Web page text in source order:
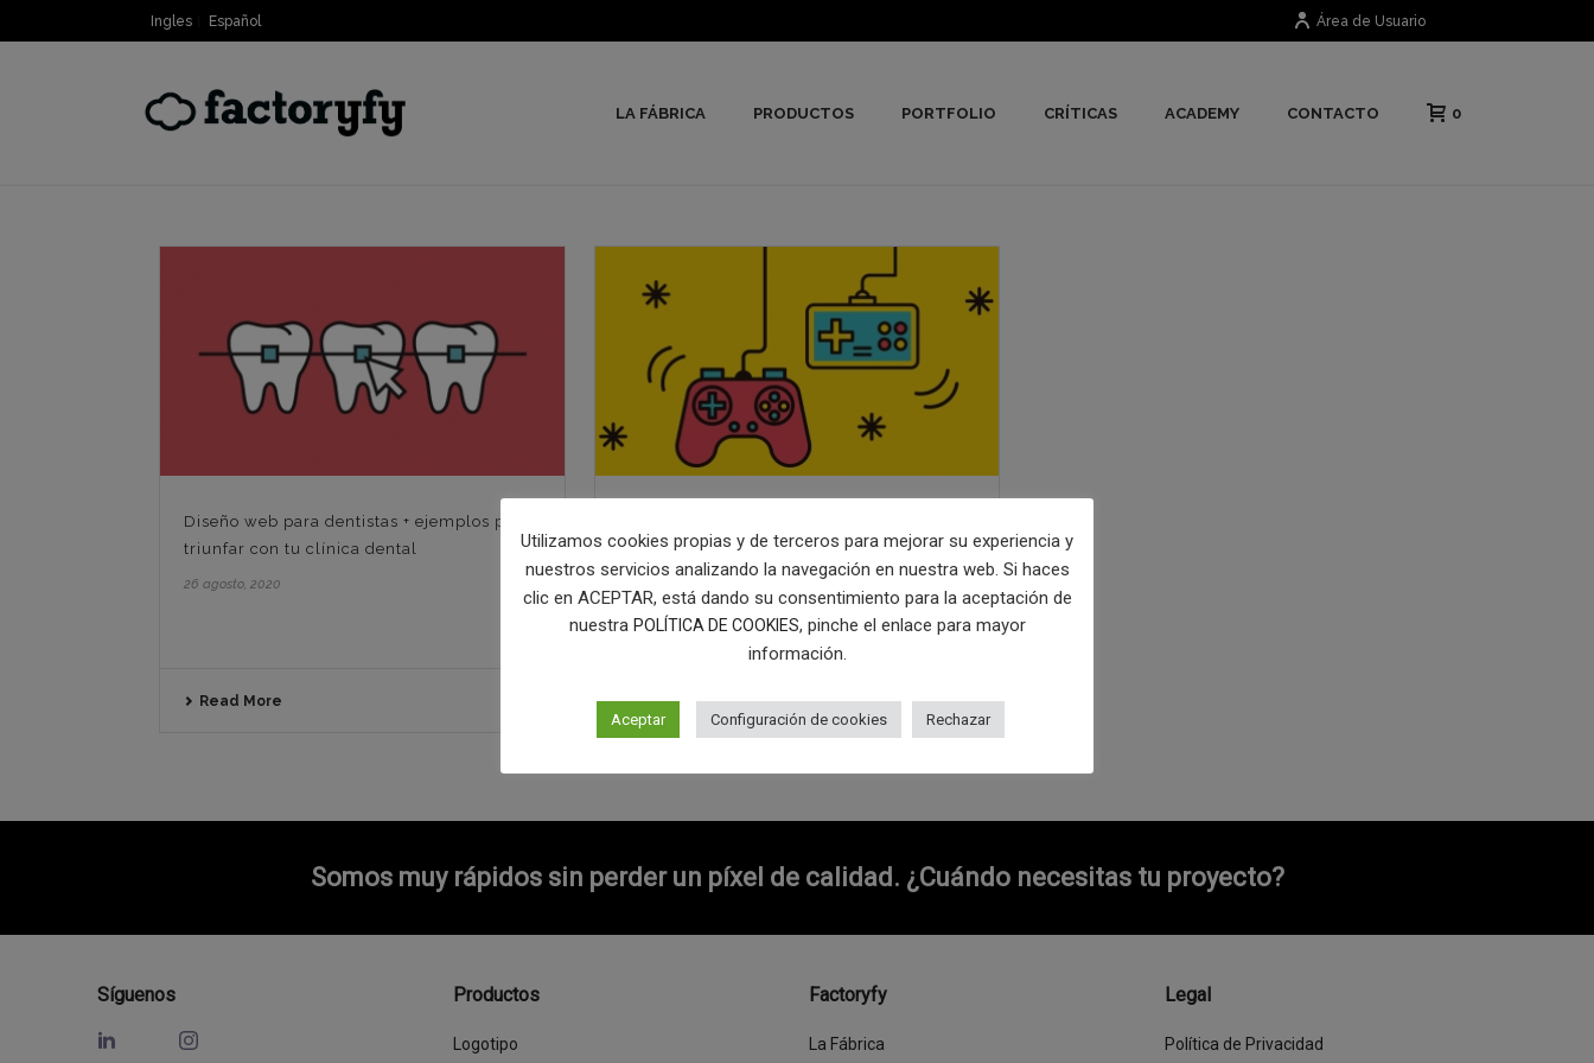
Ingles Español Área de Usuario
LA FÁBRICA PRODUCTOS PORTFOLIO CRÍTICAS ACADEMY CONTACTO 0
Diseño web para dentistas + ejemplos para
triunfar con tu clínica dental
26 agosto, 2020
Read More
videojuegos y eSport
Read More
Somos muy rápidos sin perder un píxel de calidad. ¿Cuándo necesitas tu proyecto?
Síguenos Productos
Logotipo
Factoryfy
La Fábrica
Legal
Política de Privacidad
Utilizamos cookies propias y de terceros para mejorar su experiencia y
nuestros servicios analizando la navegación en nuestra web. Si haces
clic en ACEPTAR, está dando su consentimiento para la aceptación de
nuestra POLÍTICA DE COOKIES, pinche el enlace para mayor
información.
Aceptar Configuración de cookies Rechazar